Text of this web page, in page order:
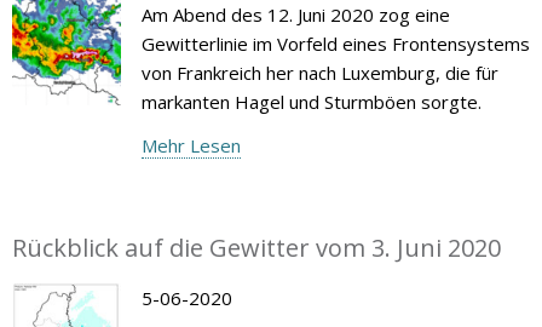
Am Abend des 12. Juni 2020 zog eine
Gewitterlinie im Vorfeld eines Frontensystems
von Frankreich her nach Luxemburg, die für
markanten Hagel und Sturmböen sorgte.
Mehr Lesen
Rückblick auf die Gewitter vom 3. Juni 2020
5-06-2020